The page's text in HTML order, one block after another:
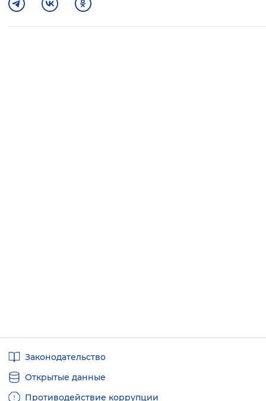
ссылкиЗаконодательство
Открытые данные
Противодействие коррупции